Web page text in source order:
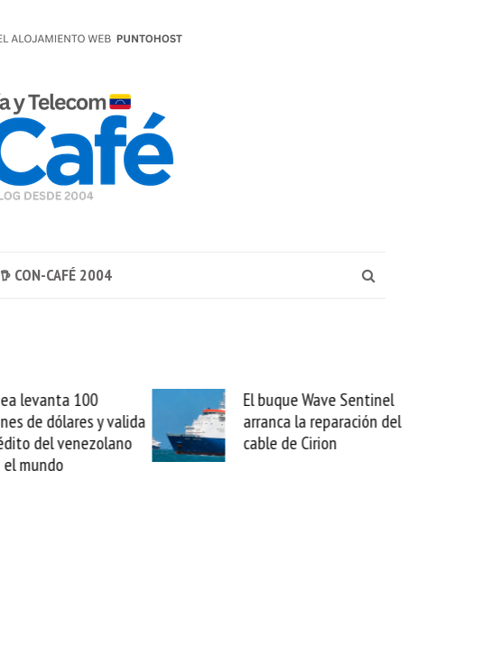
𖠚 CON-CAFÉ 2004
El buque Wave Sentinel
arranca la reparación del
cable de Cirion
Uber se lleva PedidosYa y
sabemos todo lo que
mejorar